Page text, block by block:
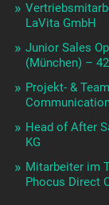
LaVita GmbH
Junior Sales
(München) –
Projekt- &
Head of After
KG
Mitarbeiter im
Phocus Direct